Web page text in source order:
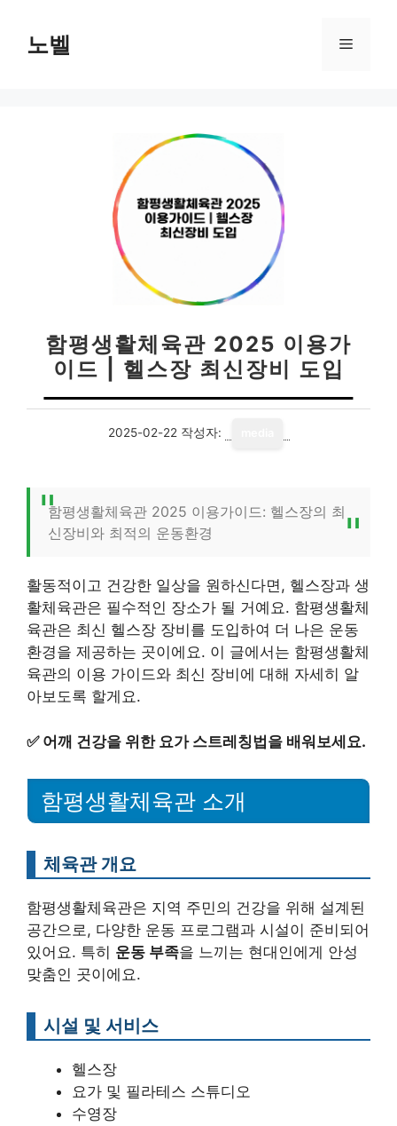
노벨 메
함평생활체육관 2025 이용가
이드 | 헬스장 최신장비 도입
2025-02-22 작성자:
함평생활체육관 2025 이용가이드: 헬스장의 최
신장비와 최적의 운동환경
활동적이고 건강한 일상을 원하신다면, 헬스장과 생
활체육관은 필수적인 장소가 될 거예요. 함평생활체
육관은 최신 헬스장 장비를 도입하여 더 나은 운동
환경을 제공하는 곳이에요. 이 글에서는 함평생활체
육관의 이용 가이드와 최신 장비에 대해 자세히 알
아보도록 할게요.
✅ 어깨 건강을 위한 요가 스트레칭법을 배워보세요.
함평생활체육관 소개
체육관 개요
함평생활체육관은 지역 주민의 건강을 위해 설계된
공간으로, 다양한 운동 프로그램과 시설이 준비되어
있어요. 특히 운동 부족을 느끼는 현대인에게 안성
맞춤인 곳이에요.
시설 및 서비스
헬스장
요가 및 필라테스 스튜디오
수영장